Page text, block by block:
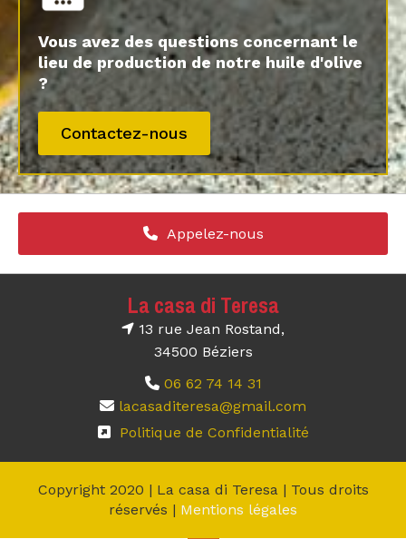
Vous avez des questions concernant le
lieu de production de notre huile d'olive
?
Contactez-nous
Appelez-nous
La casa di Teresa
 13 rue Jean Rostand,
34500 Béziers
 06 62 74 14 31
 lacasaditeresa@gmail.com
 Politique de Confidentialité
Copyright 2020 | La casa di Teresa | Tous droits
réservés | Mentions légales